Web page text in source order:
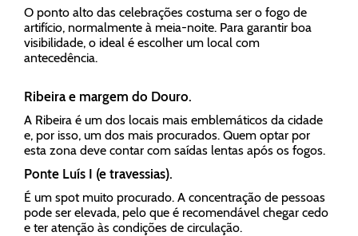
O ponto alto das celebrações costuma ser o fogo de
artifício, normalmente à meia-noite. Para garantir boa
visibilidade, o ideal é escolher um local com
antecedência.
Ribeira e margem do Douro.
A Ribeira é um dos locais mais emblemáticos da cidade
e, por isso, um dos mais procurados. Quem optar por
esta zona deve contar com saídas lentas após os fogos.
Ponte Luís I (e travessias).
É um spot muito procurado. A concentração de pessoas
pode ser elevada, pelo que é recomendável chegar cedo
e ter atenção às condições de circulação.